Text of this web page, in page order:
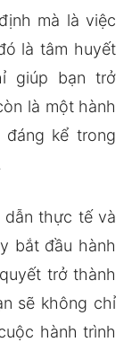
mà là việc
là tâm huyết
giúp bạn trở
là một hành
kể trong
dẫn thực tế và
bắt đầu hành
trở thành
sẽ không chỉ
hành trình